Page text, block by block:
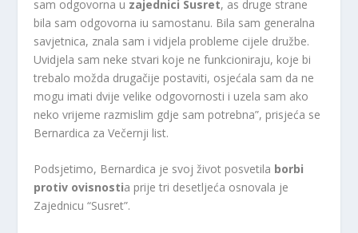
sam odgovorna u zajednici Susret, as druge strane
bila sam odgovorna iu samostanu. Bila sam generalna
savjetnica, znala sam i vidjela probleme cijele družbe.
Uvidjela sam neke stvari koje ne funkcioniraju, koje bi
trebalo možda drugačije postaviti, osjećala sam da ne
mogu imati dvije velike odgovornosti i uzela sam ako
neko vrijeme razmislim gdje sam potrebna”, prisjeća se
Bernardica za Večernji list.
Podsjetimo, Bernardica je svoj život posvetila borbi
protiv ovisnostia prije tri desetljeća osnovala je
Zajednicu “Susret”.